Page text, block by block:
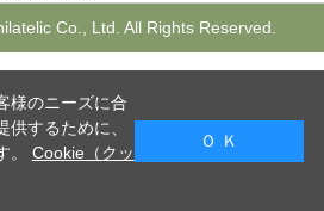
Co., Ltd. All Rights Reserved.
様のニーズに合
するために、
。 Cookie（クッ
Ｏ Ｋ